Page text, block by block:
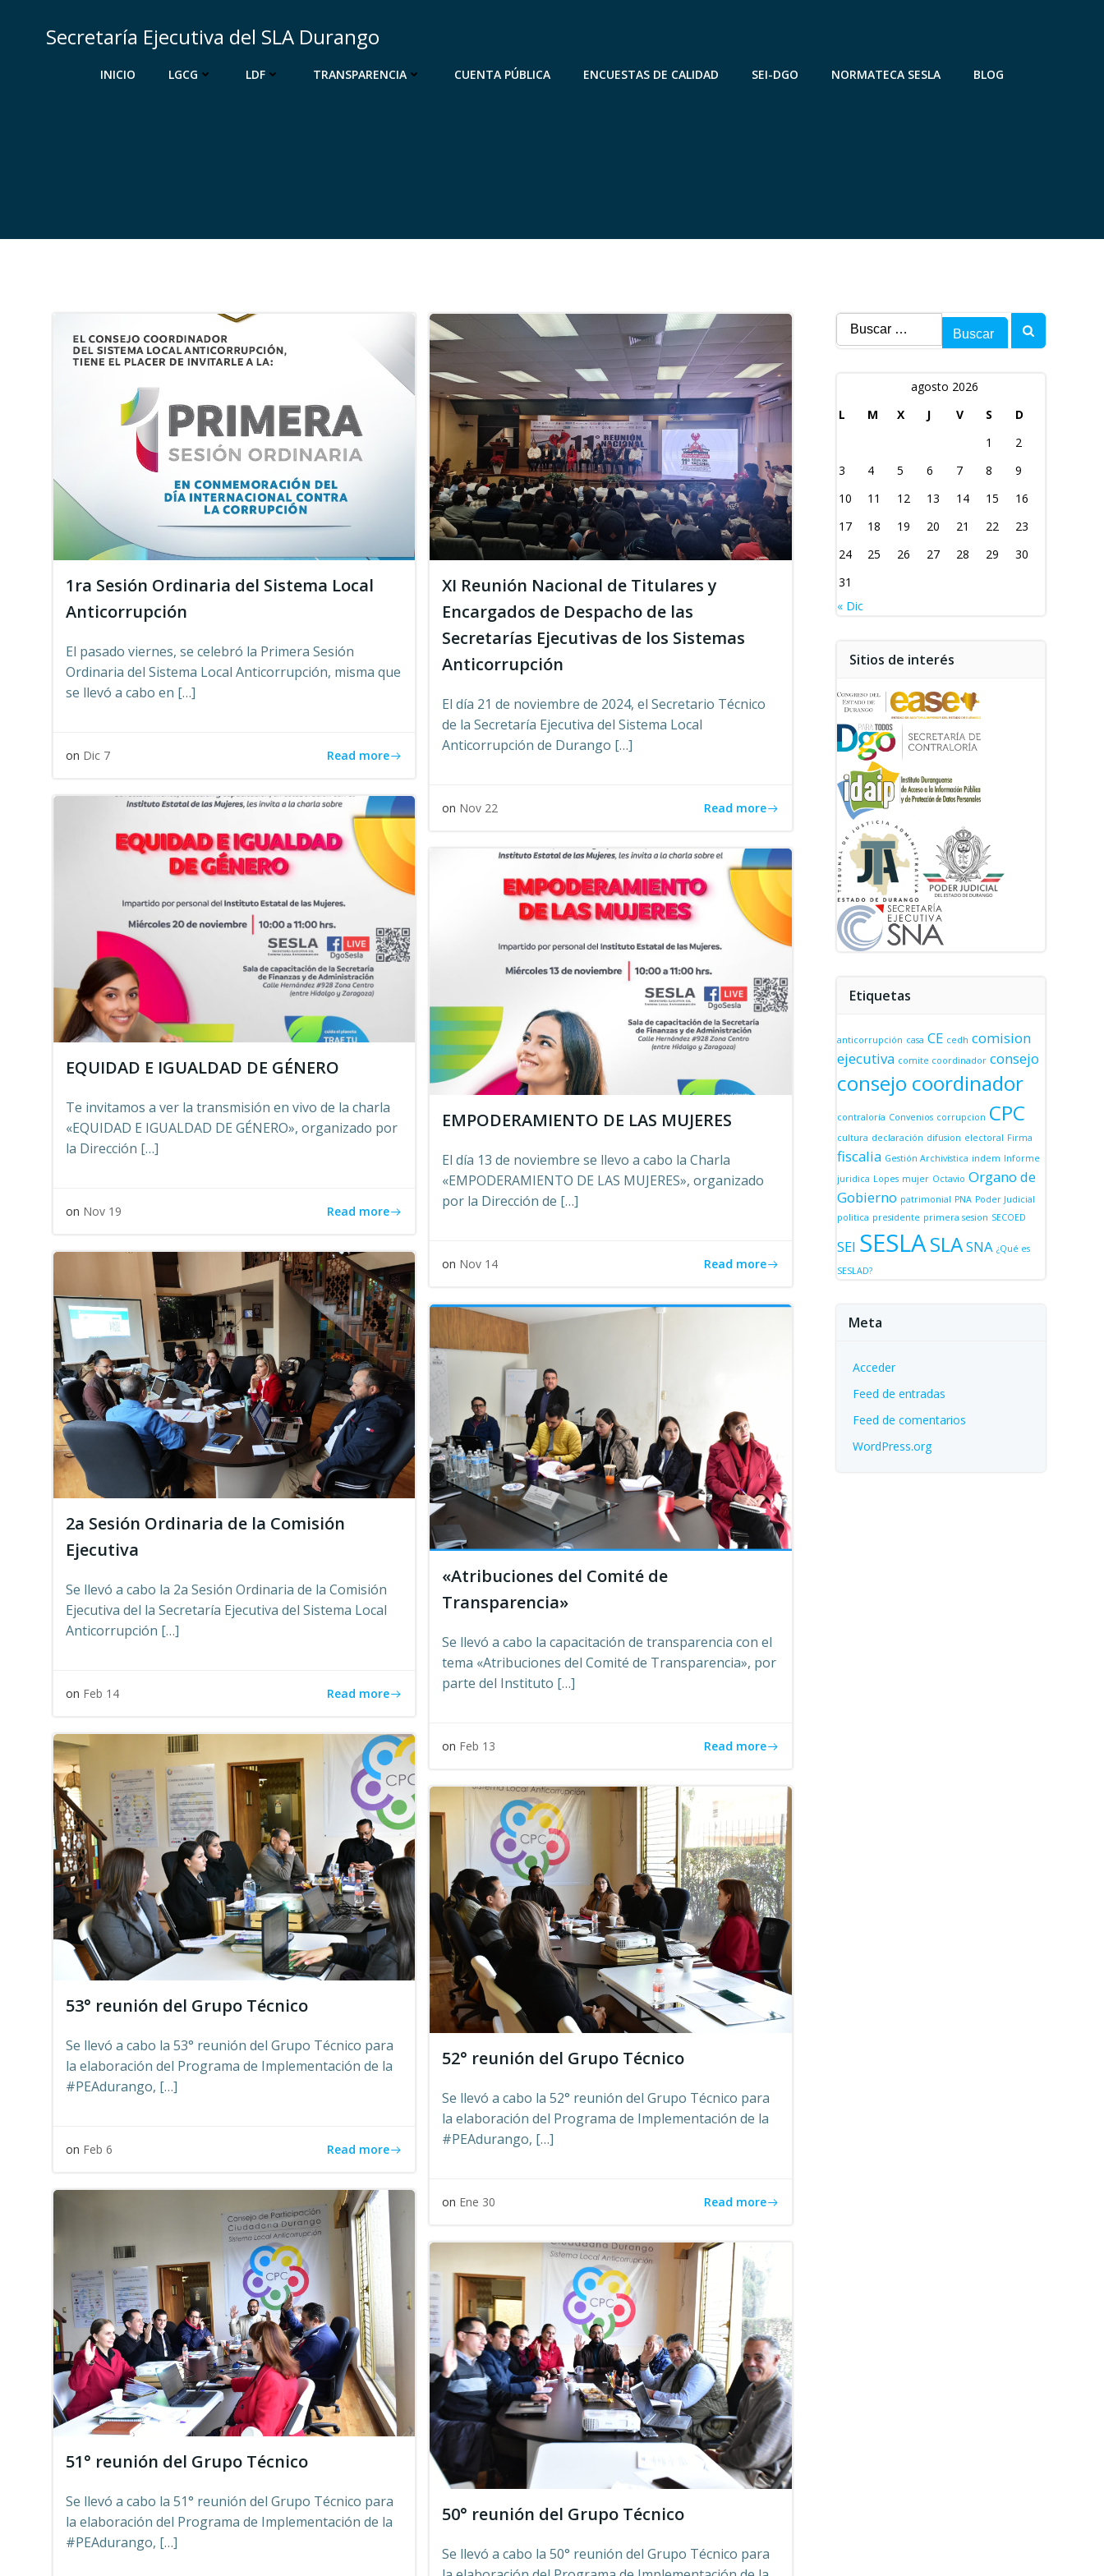
contenidoSecretaría Ejecutiva del SLA Durango
INICIO LGCG LDF TRANSPARENCIA CUENTA PÚBLICA ENCUESTAS DE CALIDAD SEI-DGO NORMATECA SESLA BLOG
1ra Sesión Ordinaria del Sistema Local
Anticorrupción
El pasado viernes, se celebró la Primera Sesión
Ordinaria del Sistema Local Anticorrupción, misma que
se llevó a cabo en […]
on Dic 7 Read more
XI Reunión Nacional de Titulares y
Encargados de Despacho de las
Secretarías Ejecutivas de los Sistemas
Anticorrupción
El día 21 de noviembre de 2024, el Secretario Técnico
de la Secretaría Ejecutiva del Sistema Local
Anticorrupción de Durango […]
on Nov 22 Read more
EQUIDAD E IGUALDAD DE GÉNERO
Te invitamos a ver la transmisión en vivo de la charla
«EQUIDAD E IGUALDAD DE GÉNERO», organizado por
la Dirección […]
on Nov 19 Read more
EMPODERAMIENTO DE LAS MUJERES
El día 13 de noviembre se llevo a cabo la Charla
«EMPODERAMIENTO DE LAS MUJERES», organizado
por la Dirección de […]
on Nov 14 Read more
2a Sesión Ordinaria de la Comisión
Ejecutiva
Se llevó a cabo la 2a Sesión Ordinaria de la Comisión
Ejecutiva del la Secretaría Ejecutiva del Sistema Local
Anticorrupción […]
on Feb 14 Read more
«Atribuciones del Comité de
Transparencia»
Se llevó a cabo la capacitación de transparencia con el
tema «Atribuciones del Comité de Transparencia», por
parte del Instituto […]
on Feb 13 Read more
53° reunión del Grupo Técnico
Se llevó a cabo la 53° reunión del Grupo Técnico para
la elaboración del Programa de Implementación de la
#PEAdurango, […]
on Feb 6 Read more
52° reunión del Grupo Técnico
Se llevó a cabo la 52° reunión del Grupo Técnico para
la elaboración del Programa de Implementación de la
#PEAdurango, […]
on Ene 30 Read more
51° reunión del Grupo Técnico
Se llevó a cabo la 51° reunión del Grupo Técnico para
la elaboración del Programa de Implementación de la
#PEAdurango, […]
50° reunión del Grupo Técnico
Se llevó a cabo la 50° reunión del Grupo Técnico para
Buscar:
agosto 2026
L
M X J V S
D
1
2
3
4 5 6 7 8
9
10
11 12 13 14 15
16
17
18 19 20 21 22
23
24
25 26 27 28 29
30
31
« Dic
Sitios de interés
Etiquetas
anticorrupción casa CE cedh comision
ejecutiva comite coordinador consejo
consejo coordinador
contraloría Convenios corrupcion CPC
cultura declaración difusion electoral Firma
fiscalia Gestión Archivística indem Informe
juridica Lopes mujer Octavio Organo de
Gobierno patrimonial PNA Poder Judicial
politica presidente primera sesion SECOED
SEI SESLASLASNA ¿Qué es
SESLAD?
Meta
Acceder
Feed de entradas
Feed de comentarios
WordPress.org